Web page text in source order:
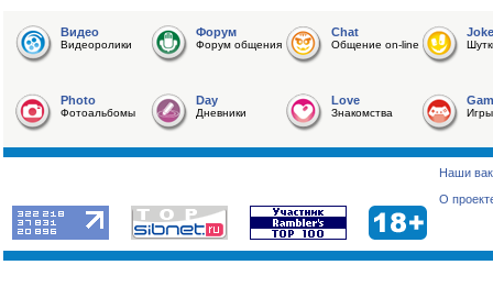
Видео
Видеоролики
Форум
Форум общения
Chat
Общение on-line
Joke
Photo
Фотоальбомы
Day
Дневники
Love
Знакомства Игры
Наши
О